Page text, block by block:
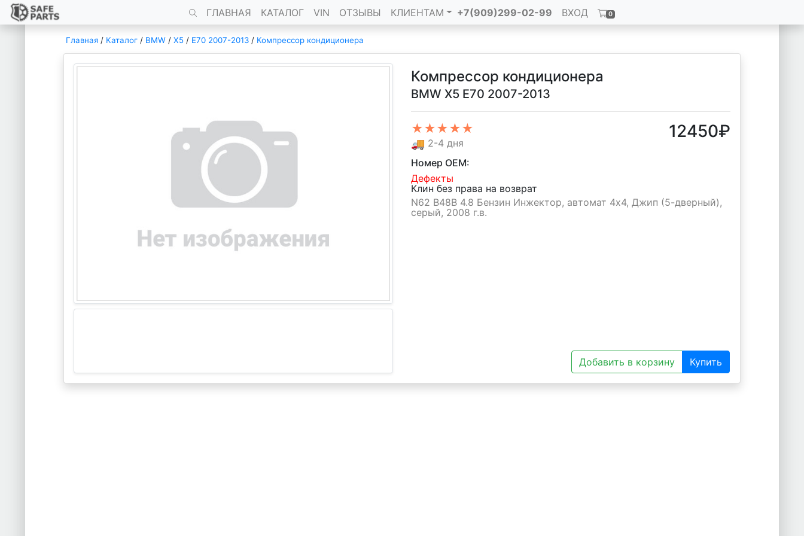
ГЛАВНАЯ КАТАЛОГ VIN ОТЗЫВЫ КЛИЕНТАМ +7(909)299-02-99 ВХОД 0
Главная / Каталог / BMW / X5 / E70 2007-2013 / Компрессор кондиционера
Компрессор кондиционера
BMW X5 E70 2007-2013
★★★★★
🚚 2-4 дня
12450₽
Номер OEM:
Дефекты
Клин без права на возврат
N62 B48B 4.8 Бензин Инжектор, автомат 4х4, Джип (5-дверный),
серый, 2008 г.в.
Добавить в корзину Купить